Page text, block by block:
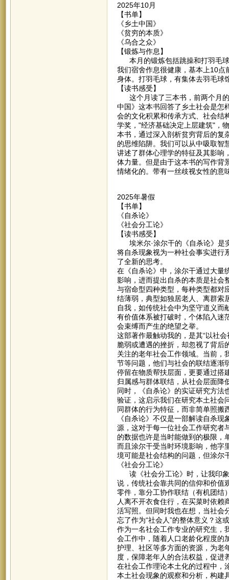
2025年10月
【书单】
《乡土中国》
《贫穷的本质》
《乌合之众》
【锻炼与作息】
本月的锻炼包括跳操和打羽毛球
我们宿舍作息很健康，基本上10
身体。打羽毛球，有集体去羽毛球
【读书感受】
这个月读了三本书，前两个月的
中国》这本书回答了乡土社会是怎
会的文化积累和传承方式、社会结
学奖，"经济基础决定上层建筑"，
本书，通过深入剖析贫穷背后的复
的思维陷阱。我们可以从中吸取智
讲述了群体心理学的特征及其影响
体力量。但是由于这本书的写作背
情绪化的。带有一丝歧视女性的意
2025年暑假
【书单】
《自杀论》
《社会分工论》
【读书感受】
埃米尔·涂尔干的《自杀论》是
将自杀现象视为一种社会事实进行
了全新的思考。
在《自杀论》中，涂尔干通过大量
影响，进而提出自杀的本质是社会
与宿命型四种类型，每种类型都对
结薄弱，典型如独居老人、离群索
自我，如传统社会中为坚守道义而
有价值体系被打破时，个体陷入迷
会束缚而产生的绝望之举。
这部著作最触动我的，是其“以社
脆弱或遭遇的挫折，却忽视了背后
关注的老年社会工作领域。当前，
节等问题，他们与社会的联结逐渐
停留在物质帮扶层面，更要通过搭
归属感与群体联结，从社会层面降
同时，《自杀论》的实证研究方法
验证，这启示我们在研究本土社会
同群体的行为特征，而非简单照搬
《自杀论》不仅是一部解读自杀
源，这对于每一位社会工作研究者
的数据也许是当时能做到的极限，
而且涂尔干受当时环境影响，他字
境可能是社会结构的问题，但涂尔
《社会分工论》
读《社会分工论》时，让我印象
说，传统社会靠共同的信仰和价值
零件，靠分工协作联结（有机团结
人离不开衣食住行，在买菜时依赖
活写照。但同时我也在想，当社会
忘了作为“社会人”的整体意义？这
作为一名社会工作专业的研究生，
会工作中，随着人口老龄化程度的
护理、社区等多方面的资源，为老
度，保障老年人的合法权益，促进
在社会工作理论本土化的过程中，
本土社会现象的观察和分析，构建